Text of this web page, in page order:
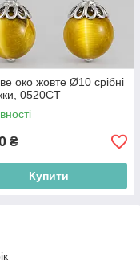
око жовте Ø10 срібні
0520СТ
₴
Купити